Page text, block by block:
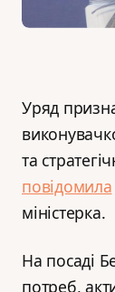
Уряд
та
повідомила
міністерка.
На посаді
потреб,